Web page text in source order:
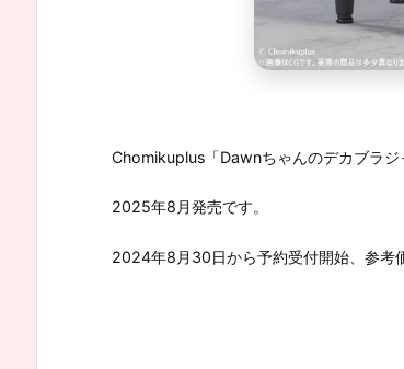
Chomikuplus「Dawnちゃんのデカブラ
2025年8月発売です。
2024年8月30日から予約受付開始、参考